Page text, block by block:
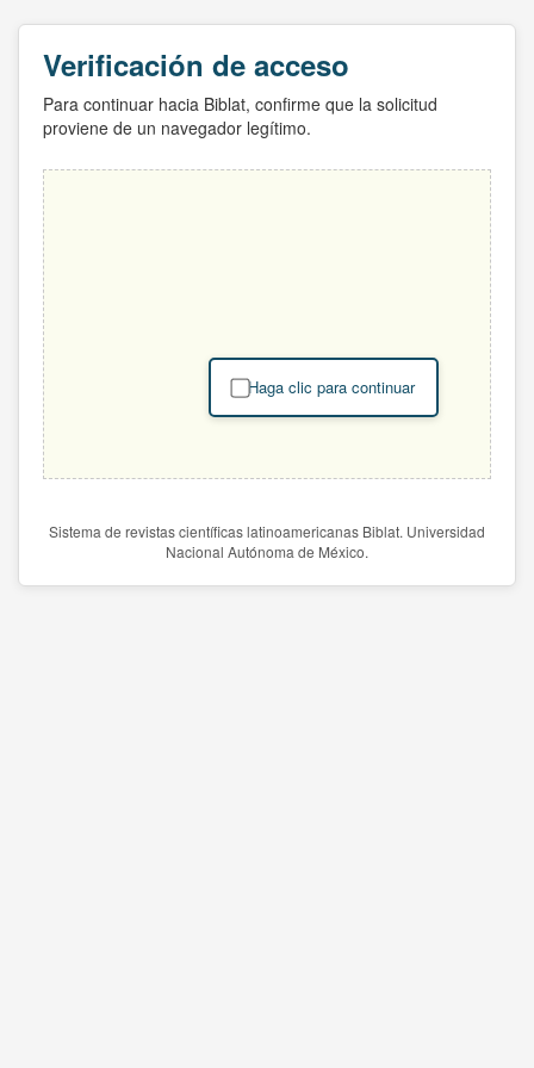
Verificación de acceso
Para continuar hacia Biblat, confirme que la solicitud
proviene de un navegador legítimo.
Haga clic para continuar
Sistema de revistas científicas latinoamericanas Biblat. Universidad
Nacional Autónoma de México.